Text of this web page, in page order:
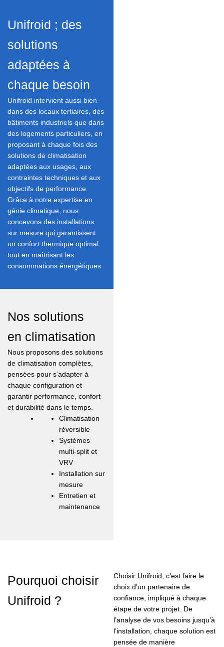
Unifroid ; des
solutions
adaptées à
chaque besoin
Unifroid intervient aussi bien
dans des locaux tertiaires, des
bâtiments industriels que dans
des logements particuliers, en
proposant à chaque fois des
solutions de climatisation
adaptées aux usages, aux
contraintes techniques et aux
objectifs de performance.
Grâce à notre expertise en
génie climatique, nous
concevons des installations
sur mesure qui garantissent
un confort thermique optimal
tout en maîtrisant les
consommations énergétiques.
Nos solutions
en climatisation
Nous proposons des solutions
de climatisation complètes,
pensées pour s’adapter à
chaque configuration et
garantir performance, confort
et durabilité dans le temps.
Climatisation
réversible
Systèmes
multi-split et
VRV
Installation sur
mesure
Entretien et
maintenance
Pourquoi choisir
Unifroid ?
Choisir Unifroid, c’est faire le
choix d’un partenaire de
confiance, impliqué à chaque
étape de votre projet. De
l’analyse de vos besoins jusqu’à
l’installation, chaque solution est
pensée de manière